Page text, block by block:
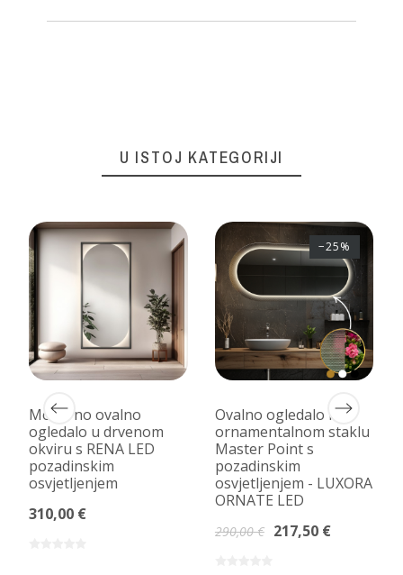
U ISTOJ KATEGORIJI
Moderno ovalno
ogledalo u drvenom
okviru s RENA LED
pozadinskim
osvjetljenjem
310,00 €
Ovalno ogledalo na
ornamentalnom staklu
Master Point s
pozadinskim
osvjetljenjem - LUXORA
ORNATE LED
290,00 € 217,50 €
−25%